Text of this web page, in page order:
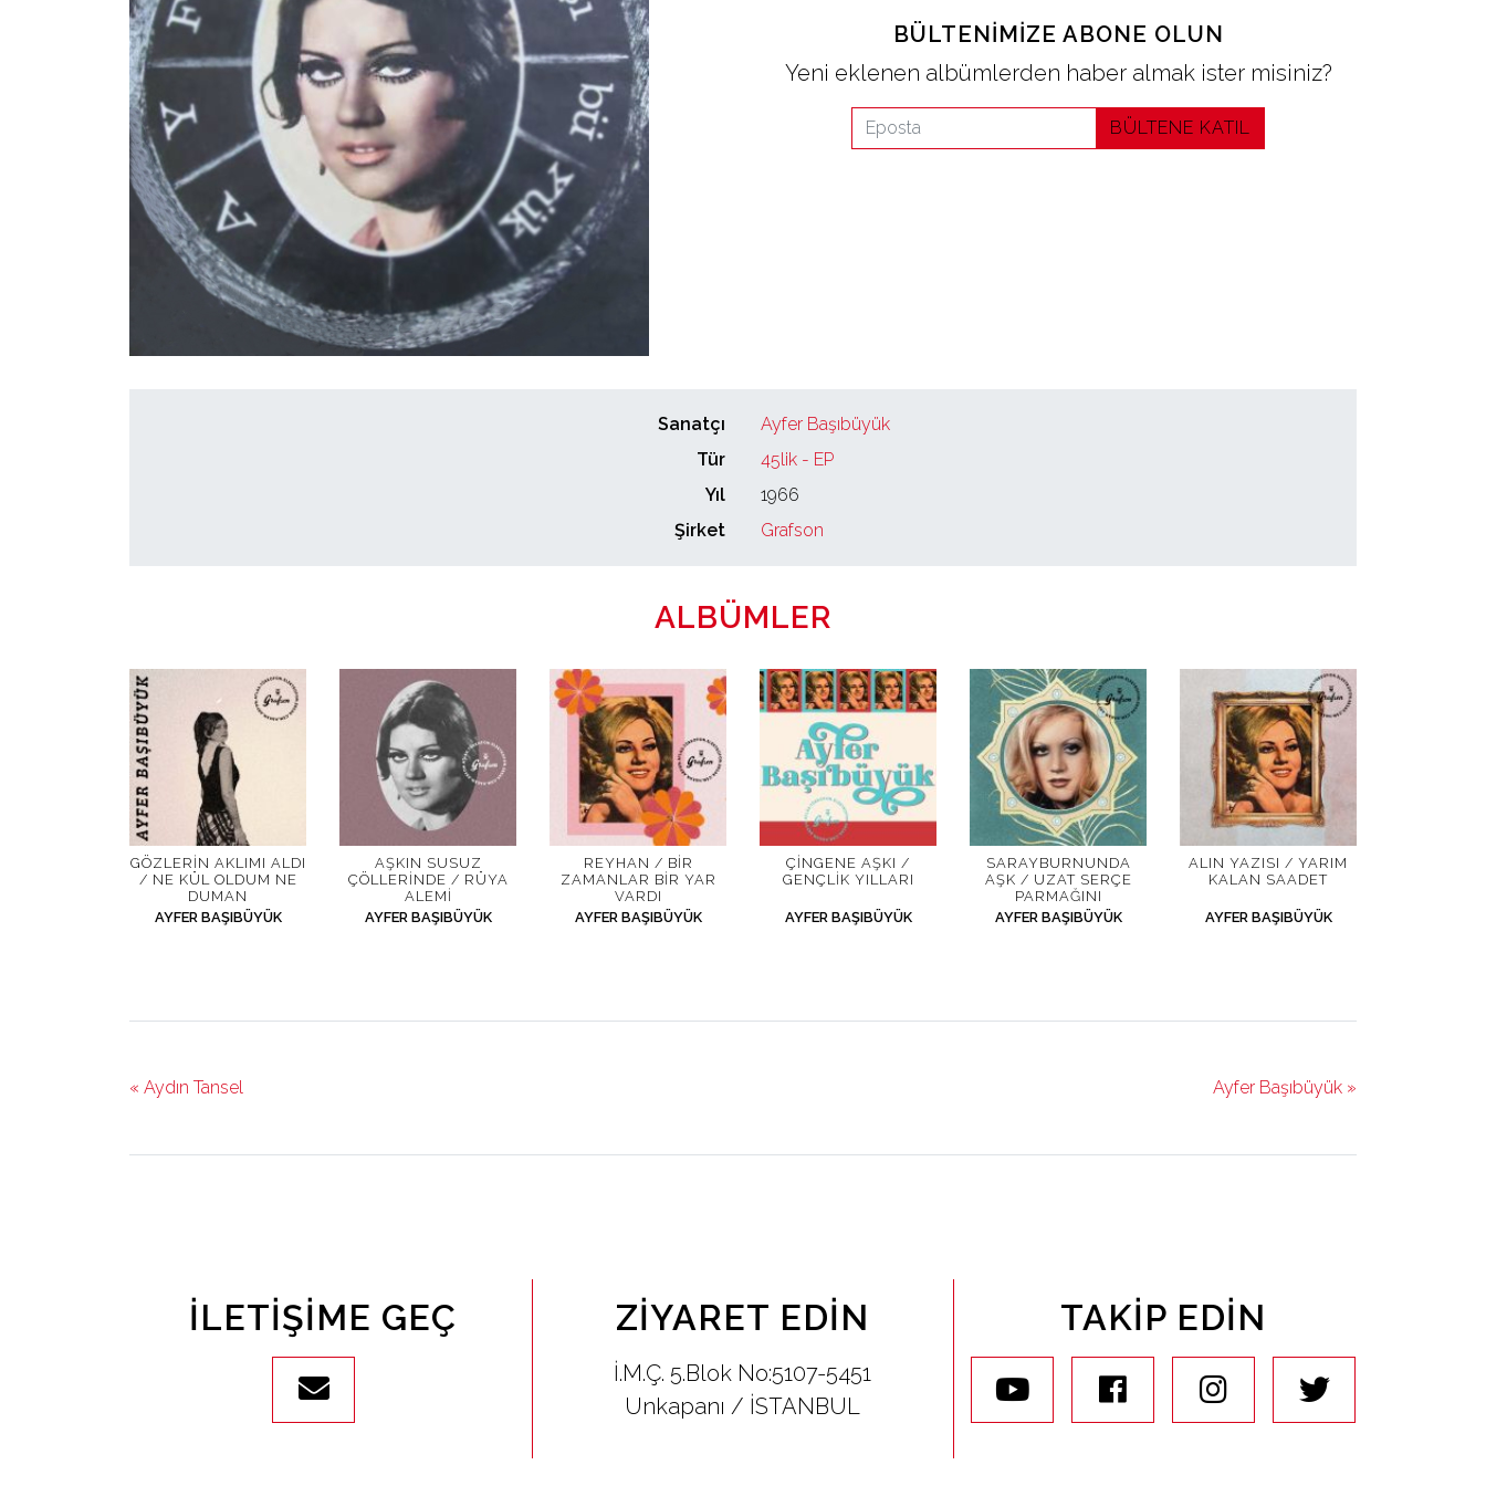
BÜLTENIMIZE ABONE OLUN
Yeni eklenen albümlerden haber almak ister misiniz?
BÜLTENE KATIL
Sanatçı
Ayfer Başıbüyük
Tür
45lik - EP
Yıl
1966
Şirket
Grafson
ALBÜMLER
GÖZLERIN AKLIMI ALDI
/ NE KÜL OLDUM NE
DUMAN
AYFER BAŞIBÜYÜK
AŞKIN SUSUZ
ÇÖLLERINDE / RÜYA
ALEMI
AYFER BAŞIBÜYÜK
REYHAN / BIR
ZAMANLAR BIR YAR
VARDI
AYFER BAŞIBÜYÜK
ÇINGENE AŞKI /
GENÇLIK YILLARI
AYFER BAŞIBÜYÜK
SARAYBURNUNDA
AŞK / UZAT SERÇE
PARMAĞINI
AYFER BAŞIBÜYÜK
ALIN YAZISI / YARIM
KALAN SAADET
AYFER BAŞIBÜYÜK
« Aydın Tansel Ayfer Başıbüyük »
İLETIŞIME GEÇ ZIYARET EDIN
İ.M.Ç. 5.Blok No:5107-5451
Unkapanı / İSTANBUL
TAKIP EDIN
youtube facebook instagram